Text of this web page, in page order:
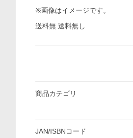
※画像はイメージです。
送料無 送料無し
商品カテゴリ
JAN/ISBNコード